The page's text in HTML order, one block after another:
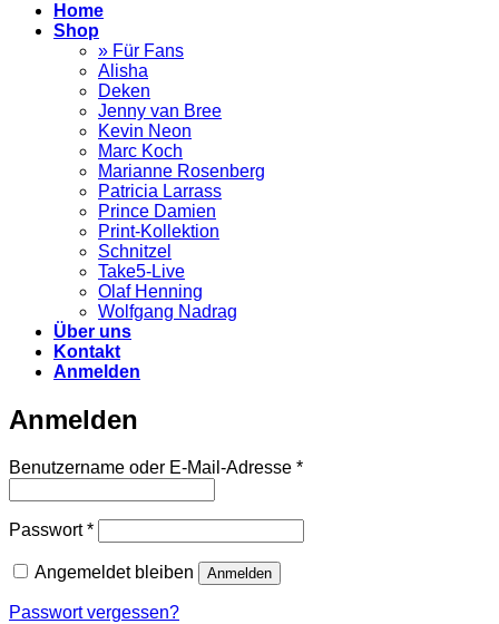
Home
Shop
» Für Fans
Alisha
Deken
Jenny van Bree
Kevin Neon
Marc Koch
Marianne Rosenberg
Patricia Larrass
Prince Damien
Print-Kollektion
Schnitzel
Take5-Live
Olaf Henning
Wolfgang Nadrag
Über uns
Kontakt
Anmelden
Anmelden
Benutzername oder E-Mail-Adresse *Erforderlich
Passwort*Erforderlich
Angemeldet bleiben Anmelden
Passwort vergessen?